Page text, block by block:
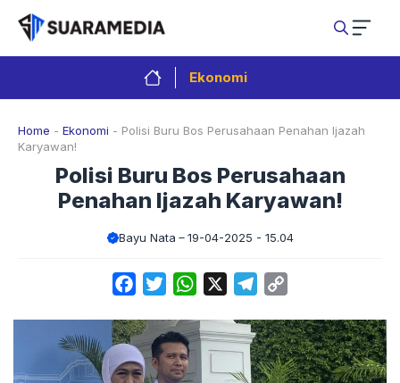
Langsung
isi
Ekonomi
Home - Ekonomi - Polisi Buru Bos Perusahaan Penahan Ijazah
Karyawan!
Polisi Buru Bos Perusahaan
Penahan Ijazah Karyawan!
Bayu Nata 19-04-2025 - 15.04
FacebookTwitterWhatsApp Telegram